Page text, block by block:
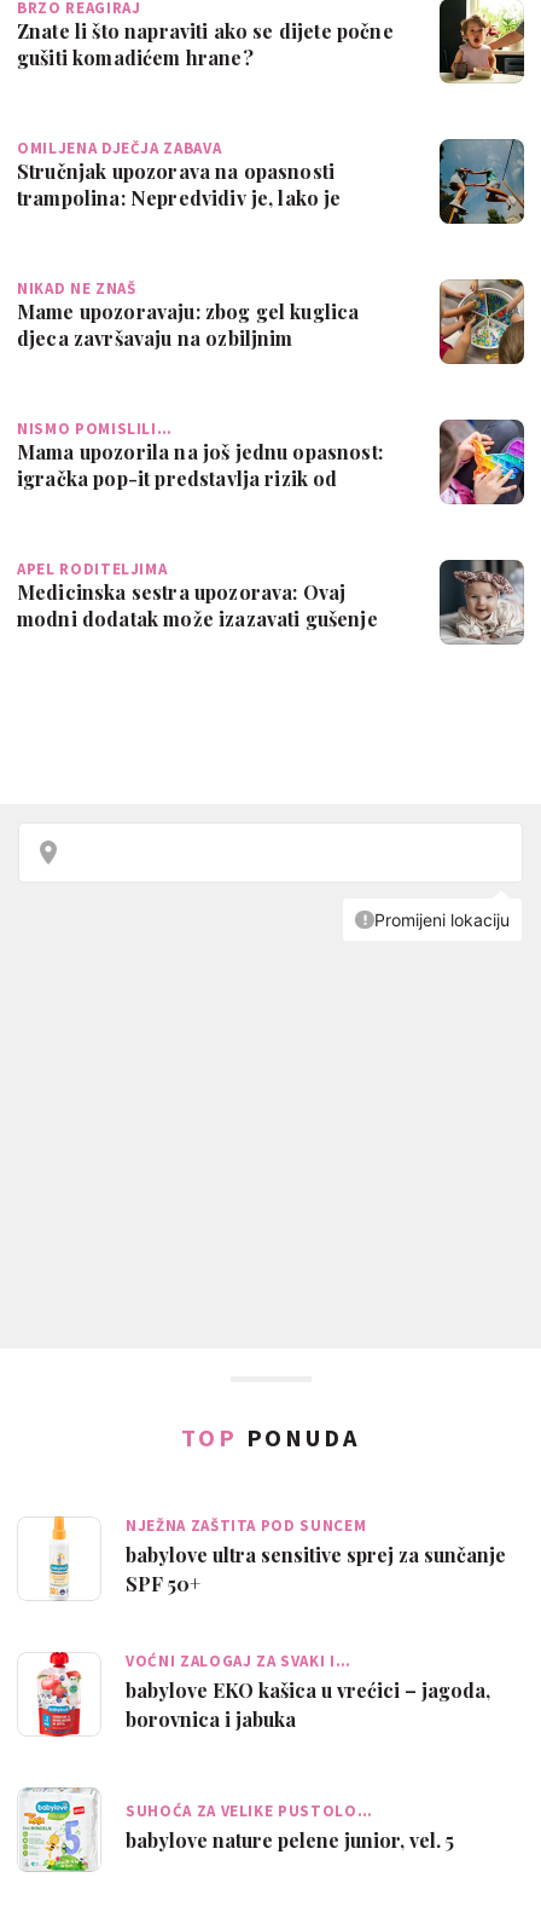
BRZO REAGIRAJ
Znate li što napraviti ako se dijete počne
gušiti komadićem hrane?
OMILJENA DJEČJA ZABAVA
Stručnjak upozorava na opasnosti
trampolina: Nepredvidiv je, lako je
NIKAD NE ZNAŠ
Mame upozoravaju: zbog gel kuglica
djeca završavaju na ozbiljnim
NISMO POMISLILI…
Mama upozorila na još jednu opasnost:
igračka pop-it predstavlja rizik od
APEL RODITELJIMA
Medicinska sestra upozorava: Ovaj
modni dodatak može izazavati gušenje
TOP PONUDA
NJEŽNA ZAŠTITA POD SUNCEM
babylove ultra sensitive sprej za sunčanje
SPF 50+
VOĆNI ZALOGAJ ZA SVAKI I…
babylove EKO kašica u vrećici – jagoda,
borovnica i jabuka
SUHOĆA ZA VELIKE PUSTOLO…
babylove nature pelene junior, vel. 5